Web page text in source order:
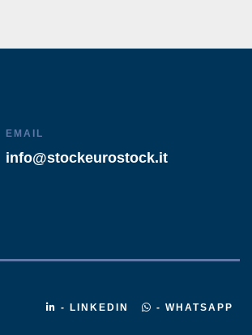
EMAIL
info@stockeurostock.it
- LINKEDIN - WHATSAPP